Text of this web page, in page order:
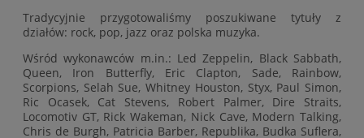
Tradycyjnie przygotowaliśmy poszukiwane tytuły z
działów: rock, pop, jazz oraz polska muzyka.
Wśród wykonawców m.in.: Led Zeppelin, Black Sabbath,
Queen, Iron Butterfly, Eric Clapton, Sade, Rainbow,
Scorpions, Selah Sue, Whitney Houston, Styx, Paul Simon,
Ric Ocasek, Cat Stevens, Robert Palmer, Dire Straits,
Locomotiv GT, Rick Wakeman, Nick Cave, Modern Talking,
Chris de Burgh, Patricia Barber, Republika, Budka Suflera,